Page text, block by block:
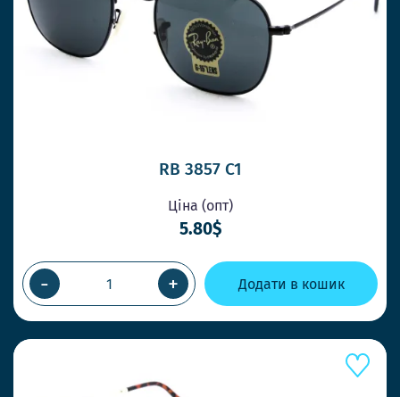
RB 3857 C1
Ціна (опт)
5.80$
- + Додати в кошик